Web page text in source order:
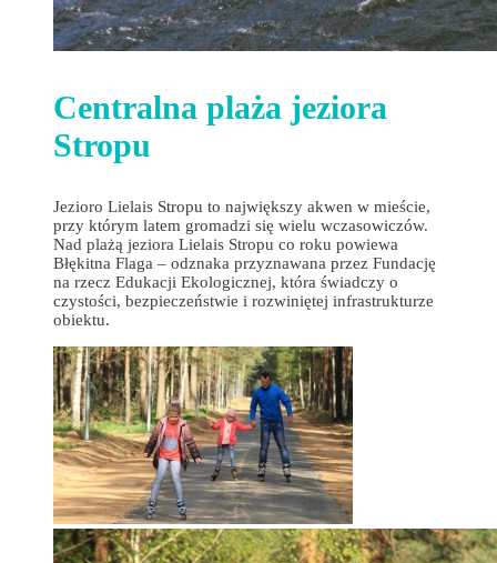
Centralna plaża jeziora
Stropu
Jezioro Lielais Stropu to największy akwen w mieście,
przy którym latem gromadzi się wielu wczasowiczów.
Nad plażą jeziora Lielais Stropu co roku powiewa
Błękitna Flaga – odznaka przyznawana przez Fundację
na rzecz Edukacji Ekologicznej, która świadczy o
czystości, bezpieczeństwie i rozwiniętej infrastrukturze
obiektu.